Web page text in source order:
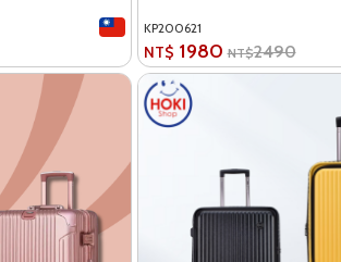
KP200621
NT$ 1980 NT$2490